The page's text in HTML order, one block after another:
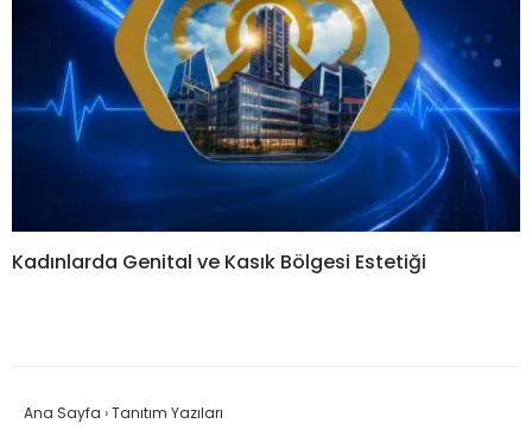
Kadınlarda Genital ve Kasık Bölgesi Estetiği
Ana Sayfa ›Tanıtım Yazıları